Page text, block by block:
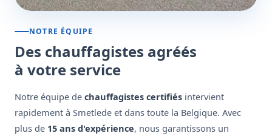
NOTRE ÉQUIPE
Des chauffagistes agréés
à votre service
Notre équipe de chauffagistes certifiés intervient
rapidement à Smetlede et dans toute la Belgique. Avec
plus de 15 ans d'expérience, nous garantissons un